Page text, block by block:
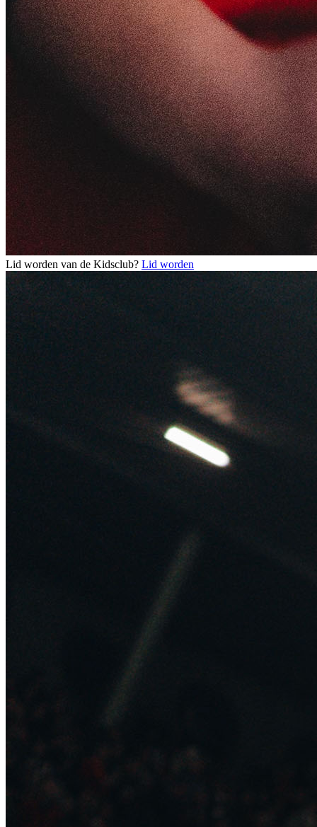
Lid worden van de Kidsclub? Lid worden